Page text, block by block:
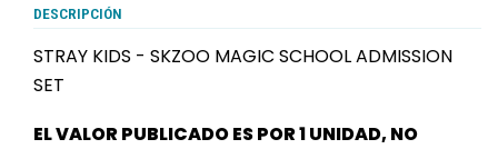
DESCRIPCIÓN
STRAY KIDS - SKZOO MAGIC SCHOOL ADMISSION
SET
EL VALOR PUBLICADO ES POR 1 UNIDAD, NO